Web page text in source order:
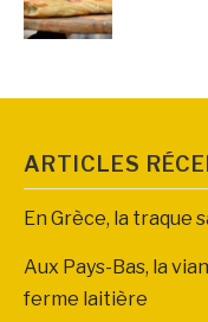
ARTICLES
En Grèce, la traque
Aux Pays-Bas, la
ferme laitière